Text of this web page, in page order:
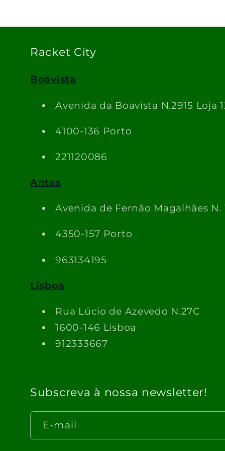
Racket City
Boavista
Avenida da Boavista N.2915 Loja
4100-136 Porto
221120086
Antas
Avenida de Fernão Magalhães N.
4350-157 Porto
963134195
Lisboa
Rua Lúcio de Azevedo N.27C
1600-146 Lisboa
912333667
Subscreva à nossa newsletter!
E-mail